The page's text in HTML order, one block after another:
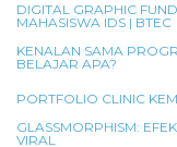
DIGITAL GRAPHIC
MAHASISWA IDS | BTEC
KENALAN SAMA
BELAJAR APA?
PORTFOLIO CLINIC
GLASSMORPHISM:
VIRAL